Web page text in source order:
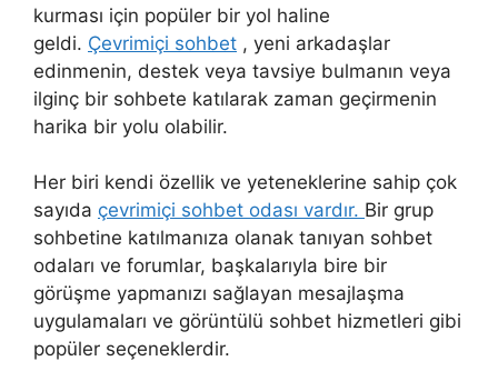
kurması için popüler bir yol haline
geldi. Çevrimiçi sohbet , yeni arkadaşlar
edinmenin, destek veya tavsiye bulmanın veya
ilginç bir sohbete katılarak zaman geçirmenin
harika bir yolu olabilir.
Her biri kendi özellik ve yeteneklerine sahip çok
sayıda çevrimiçi sohbet odası vardır. Bir grup
sohbetine katılmanıza olanak tanıyan sohbet
odaları ve forumlar, başkalarıyla bire bir
görüşme yapmanızı sağlayan mesajlaşma
uygulamaları ve görüntülü sohbet hizmetleri gibi
popüler seçeneklerdir.